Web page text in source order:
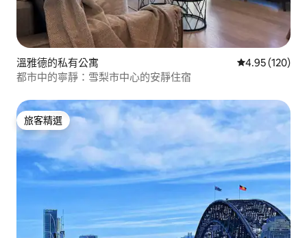
溫雅德的私有公寓 從 120 則評價
4.95 (120)
都市中的寧靜：雪梨市中心的安靜住宿
旅客精選
旅客精選